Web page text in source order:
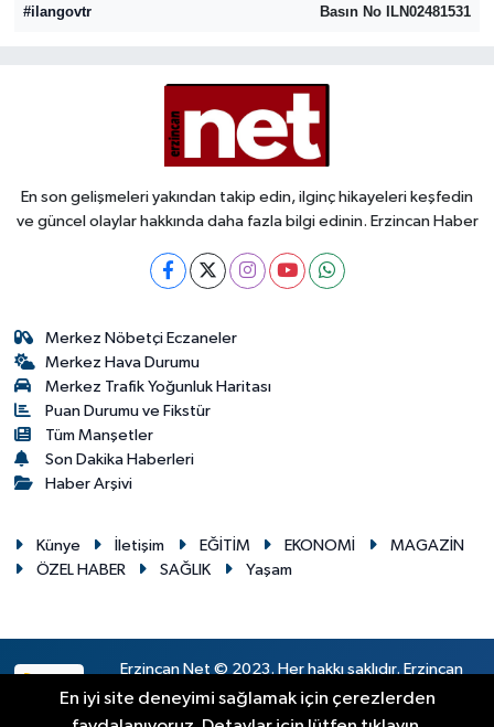
#ilangovtr
Basın No ILN02481531
En son gelişmeleri yakından takip edin, ilginç hikayeleri keşfedin
ve güncel olaylar hakkında daha fazla bilgi edinin. Erzincan Haber
Merkez Nöbetçi Eczaneler
Merkez Hava Durumu
Merkez Trafik Yoğunluk Haritası
Puan Durumu ve Fikstür
Tüm Manşetler
Son Dakika Haberleri
Haber Arşivi
Künye İletişim EĞİTİM EKONOMİ
MAGAZİN
ÖZEL HABER
SAĞLIK Yaşam
Erzincan Net © 2023. Her hakkı saklıdır. Erzincan
Haber
En iyi site deneyimi sağlamak için çerezlerden